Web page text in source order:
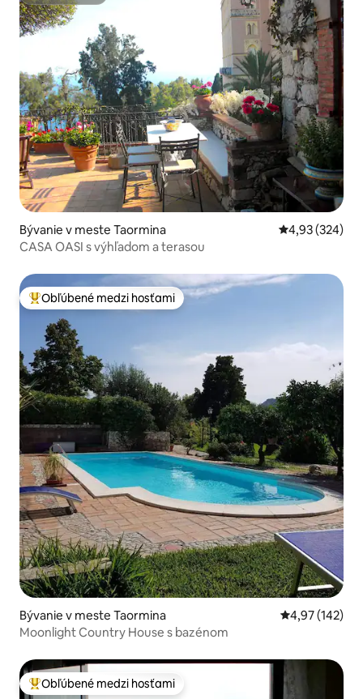
Bývanie v meste Taormina Priemerné
4,93 (324)
CASA OASI s výhľadom a terasou
Najobľúbenejšie medzi hosťami
Obľúbené medzi hosťami
Bývanie v meste Taormina Priemerné
4,97 (142)
Moonlight Country House s bazénom
Najobľúbenejšie medzi hosťami
Obľúbené medzi hosťami